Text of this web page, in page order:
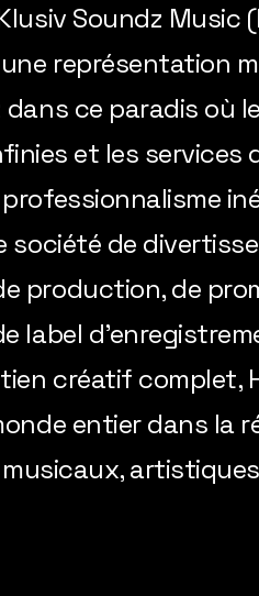
Soundz Music
représentation
dans ce paradis où
et les services
société de
production, de
label
créatif complet,
entier dans la